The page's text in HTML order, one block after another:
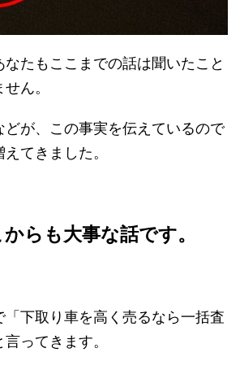
なたもここまでの話は聞いたこと
ん。
どが、この事実を伝えているので
てきました。
らも大事な話です。
「下取り車を高く売るなら一括査
ってきます。